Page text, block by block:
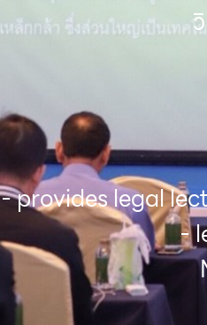
- provides legal
-